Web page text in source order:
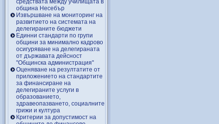
средствата между училищата в
община Несебър
Извършване на мониторинг на
развитието на системата на
делегираните бюджети
Единни стандарти по групи
общини за минимално кадрово
осигуряване на делегираната
от държавата дейсност
"Общинска администрация"
Оценяване на резултатите от
приложението на стандартите
за финансиране на
делегираните услуги в
образованието,
здравеопазването, социалните
грижи и култура
Критерии за допустимост на